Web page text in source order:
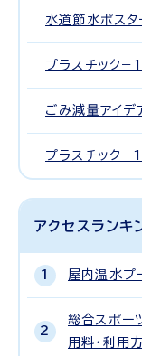
水道節水ポスタ
プラスチック−1
ごみ減量アイデ
プラスチック
アクセスランキ
屋内温水プ
総合スポー
用料・利用